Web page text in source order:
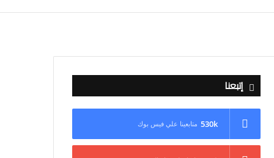
إتبعنا
530k متابعينا علي فيس بوك